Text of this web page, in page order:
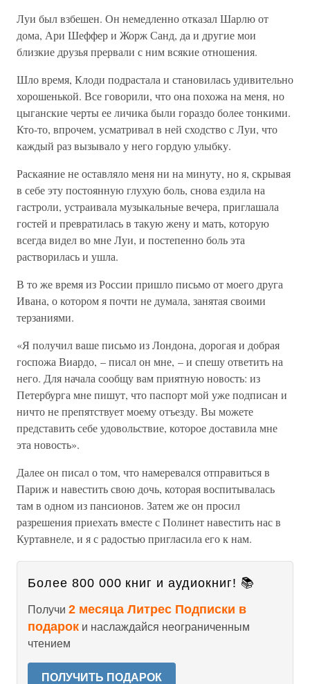
Луи был взбешен. Он немедленно отказал Шарлю от
дома, Ари Шеффер и Жорж Санд, да и другие мои
близкие друзья прервали с ним всякие отношения.
Шло время, Клоди подрастала и становилась удивительно
хорошенькой. Все говорили, что она похожа на меня, но
цыганские черты ее личика были гораздо более тонкими.
Кто-то, впрочем, усматривал в ней сходство с Луи, что
каждый раз вызывало у него гордую улыбку.
Раскаяние не оставляло меня ни на минуту, но я, скрывая
в себе эту постоянную глухую боль, снова ездила на
гастроли, устраивала музыкальные вечера, приглашала
гостей и превратилась в такую жену и мать, которую
всегда видел во мне Луи, и постепенно боль эта
растворилась и ушла.
В то же время из России пришло письмо от моего друга
Ивана, о котором я почти не думала, занятая своими
терзаниями.
«Я получил ваше письмо из Лондона, дорогая и добрая
госпожа Виардо, – писал он мне, – и спешу ответить на
него. Для начала сообщу вам приятную новость: из
Петербурга мне пишут, что паспорт мой уже подписан и
ничто не препятствует моему отъезду. Вы можете
представить себе удовольствие, которое доставила мне
эта новость».
Далее он писал о том, что намеревался отправиться в
Париж и навестить свою дочь, которая воспитывалась
там в одном из пансионов. Затем же он просил
разрешения приехать вместе с Полинет навестить нас в
Куртавнеле, и я с радостью пригласила его к нам.
Более 800 000 книг и аудиокниг! 📚
Получи 2 месяца Литрес Подписки в
подарок и наслаждайся неограниченным
чтением
ПОЛУЧИТЬ ПОДАРОК